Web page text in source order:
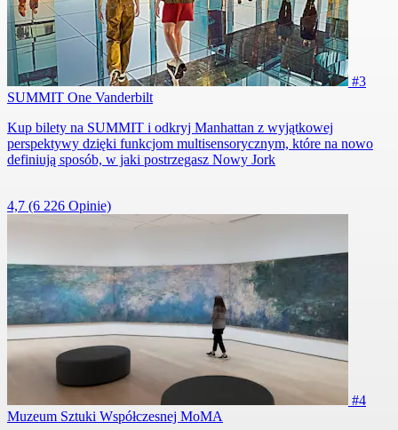
#3
SUMMIT One Vanderbilt
Kup bilety na SUMMIT i odkryj Manhattan z wyjątkowej
perspektywy dzięki funkcjom multisensorycznym, które na nowo
definiują sposób, w jaki postrzegasz Nowy Jork
4,7 (6 226 Opinie)
#4
Muzeum Sztuki Współczesnej MoMA